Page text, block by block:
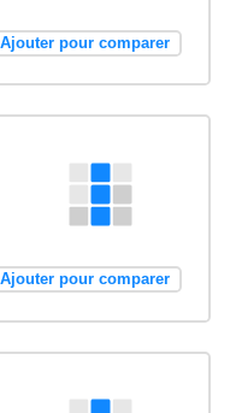
Ajouter pour comparer
Ajouter pour comparer